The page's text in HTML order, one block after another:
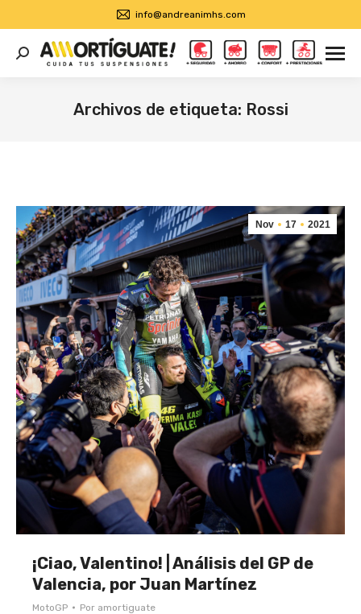
info@andreanimhs.com
Buscar:
Archivos de etiqueta: Rossi
Nov 17 2021
¡Ciao, Valentino! | Análisis del GP de
Valencia, por Juan Martínez
MotoGP Por amortiguate